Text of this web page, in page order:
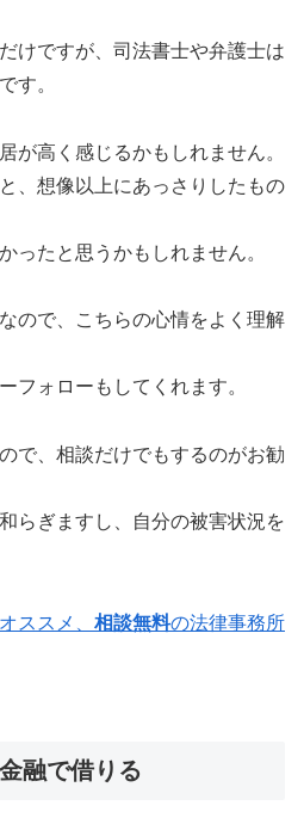
けですが、司法書士や弁護士は
す。
が高く感じるかもしれません。
、想像以上にあっさりしたもの
ったと思うかもしれません。
ので、こちらの心情をよく理解
フォローもしてくれます。
で、相談だけでもするのがお勧
らぎますし、自分の被害状況を
ススメ、 相談無料の法律事務所
融で借りる